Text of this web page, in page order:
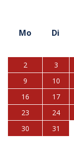
Mo
Di
2
3
9
10
16
17
23
24
30
31